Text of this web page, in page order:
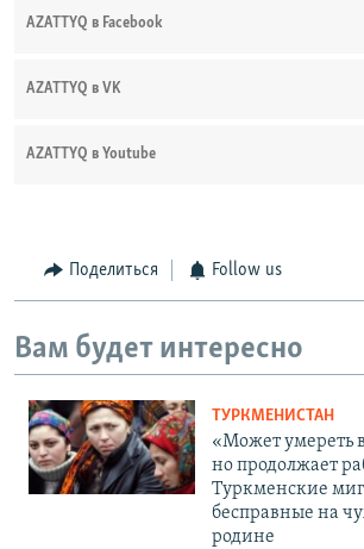
AZATTYQ в Facebook
AZATTYQ в VK
AZATTYQ в Youtube
Поделиться Follow us
Вам будет интересно
ТУРКМЕНИСТАН
«Может умереть
но продолжает
Туркменские
бесправные на
родине